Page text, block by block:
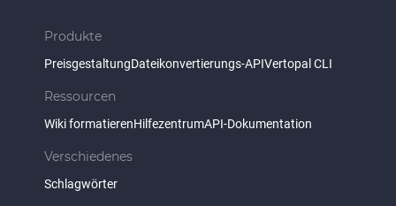
Produkte
PreisgestaltungDateikonvertierungs-APIVertopal CLI
Ressourcen
Wiki formatierenHilfezentrumAPI-Dokumentation
Verschiedenes
Schlagwörter